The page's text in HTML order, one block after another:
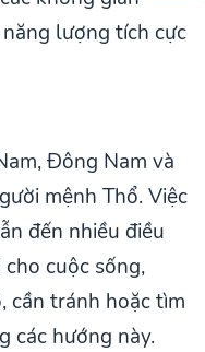
lượng tích cực
Đông Nam và
mệnh Thổ. Việc
đến nhiều điều
cuộc sống,
cần tránh hoặc tìm
các hướng này.